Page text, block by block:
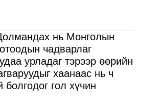
нь Монголын
чадварлаг
урладаг тэрээр өөрийн
хаанаас нь ч
гол хүчин